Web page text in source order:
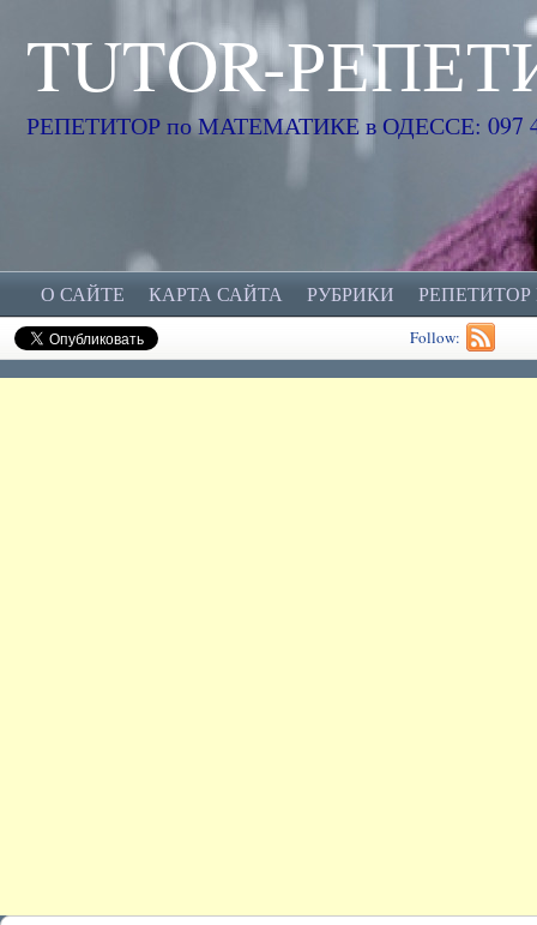
TUTOR-
РЕПЕТИТОР по МАТЕМАТИКЕ в ОДЕССЕ: 097
О САЙТЕ КАРТА САЙТА РУБРИКИ
Follow: